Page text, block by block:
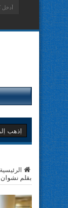
الرئيسية
بقلم نشوان